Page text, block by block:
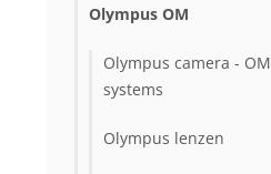
Olympus OM
Olympus camera - OM
systems
Olympus lenzen